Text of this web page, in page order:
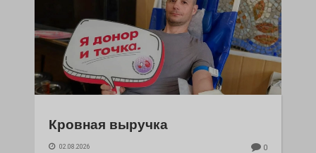
Кровная выручка
02.08.2026 0